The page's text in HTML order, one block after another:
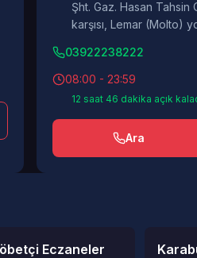
Şht. Gaz. Hasan Tahsin
karşısı, Lemar (Molto)
03922238222
08:00 - 23:59
12 saat 46 dakika açık
Ara
Eczaneler